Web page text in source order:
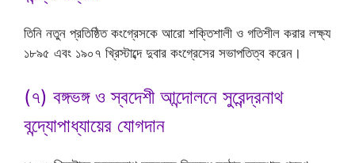
তিনি নতুন প্রতিষ্ঠিত কংগ্রেসকে আরো শক্তিশালী ও গতিশীল করার লক্ষ্য
১৮৯৫ এবং ১৯০৭ খ্রিস্টাব্দে দুবার কংগ্রেসের সভাপতিত্ব করেন।
(৭) বঙ্গভঙ্গ ও স্বদেশী আন্দোলনে সুরেন্দ্রনাথ
বন্দ্যোপাধ্যায়ের যোগদান